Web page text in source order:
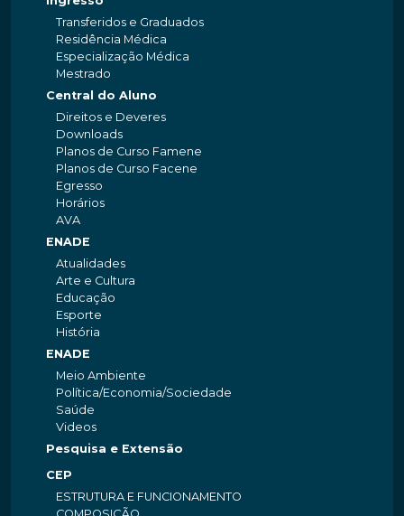
Transferidos e Graduados
Residência Médica
Especialização Médica
Mestrado
Central do Aluno
Direitos e Deveres
Downloads
Planos de Curso Famene
Planos de Curso Facene
Egresso
Horários
AVA
ENADE
Atualidades
Arte e Cultura
Educação
Esporte
História
ENADE
Meio Ambiente
Política/Economia/Sociedade
Saúde
Videos
Pesquisa e Extensão
CEP
ESTRUTURA E FUNCIONAMENTO